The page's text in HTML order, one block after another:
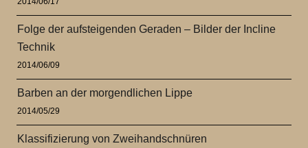
Folge der aufsteigenden Geraden – Bilder der Incline
Technik
2014/06/09
Barben an der morgendlichen Lippe
2014/05/29
Klassifizierung von Zweihandschnüren